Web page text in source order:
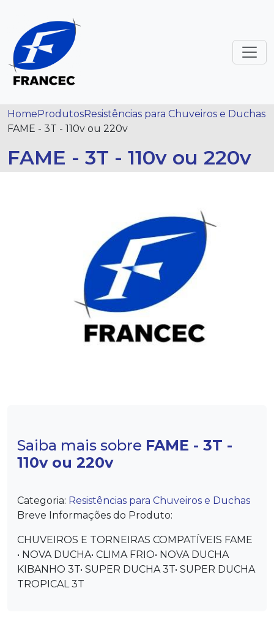
HomeProdutosResistências para Chuveiros e Duchas
FAME - 3T - 110v ou 220v
FAME - 3T - 110v ou 220v
Saiba mais sobre FAME - 3T -
110v ou 220v
Categoria: Resistências para Chuveiros e Duchas
Breve Informações do Produto:
CHUVEIROS E TORNEIRAS COMPATÍVEIS FAME
• NOVA DUCHA• CLIMA FRIO• NOVA DUCHA
KIBANHO 3T• SUPER DUCHA 3T• SUPER DUCHA
TROPICAL 3T